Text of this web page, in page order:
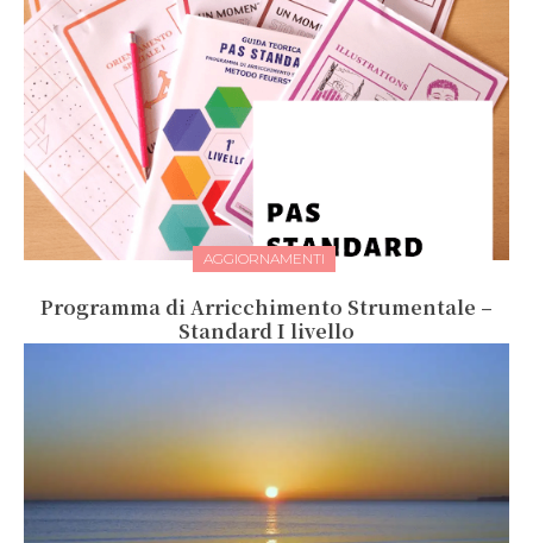
AGGIORNAMENTI
Programma di Arricchimento Strumentale –
Standard I livello